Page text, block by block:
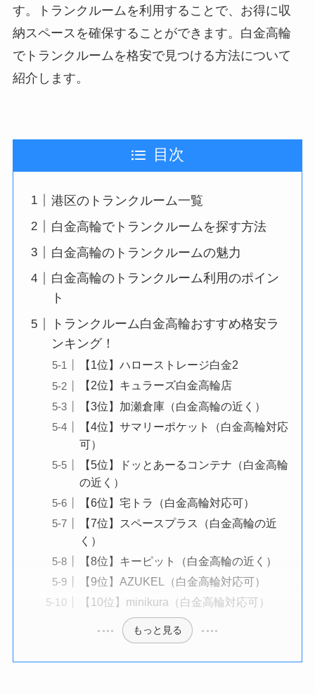
す。トランクルームを利用することで、お得に収
納スペースを確保することができます。白金高輪
でトランクルームを格安で見つける方法について
紹介します。
目次
港区のトランクルーム一覧
白金高輪でトランクルームを探す方法
白金高輪のトランクルームの魅力
白金高輪のトランクルーム利用のポイン
ト
トランクルーム白金高輪おすすめ格安ラ
ンキング！
【1位】ハローストレージ白金2
【2位】キュラーズ白金高輪店
【3位】加瀬倉庫（白金高輪の近く）
【4位】サマリーポケット（白金高輪対応
可）
【5位】ドッとあーるコンテナ（白金高輪
の近く）
【6位】宅トラ（白金高輪対応可）
【7位】スペースプラス（白金高輪の近
く）
【8位】キーピット（白金高輪の近く）
【9位】AZUKEL（白金高輪対応可）
【10位】minikura（白金高輪対応可）
もっと見る